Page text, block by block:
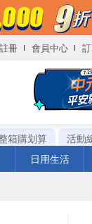
註冊 會員中心
箱購划算 活動
日用生活